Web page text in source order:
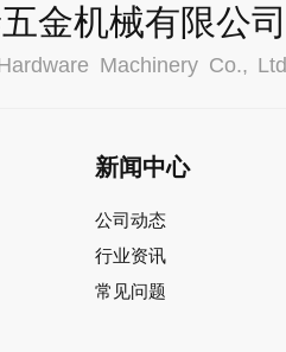
金机械有限公司
Machinery Co., Ltd
新闻中心
公司动态
行业资讯
常见问题